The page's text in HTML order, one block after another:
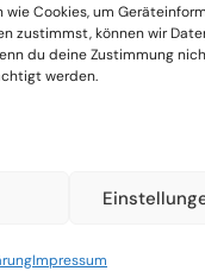
Cookies, um
zustimmst, können wir
du deine Zustimmung
werden.
Impressum
erster